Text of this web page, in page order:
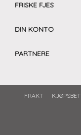
FRISKE FJES
DIN KONTO
PARTNERE
FRAKT